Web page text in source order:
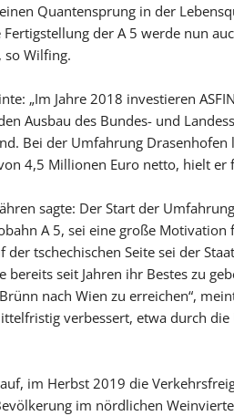
Quantensprung in der
der A 5 werde nun
so Wilfing.
„Im Jahre 2018 investieren
Ausbau des Bundes- und
Bei der Umfahrung Drasenhofen
4,5 Millionen Euro netto, hielt er
sagte: Der Start der
A 5, sei eine große Motivation
tschechischen Seite sei der
bereits seit Jahren ihr Bestes zu
nach Wien zu erreichen“,
verbessert, etwa durch
im Herbst 2019 die
im nördlichen